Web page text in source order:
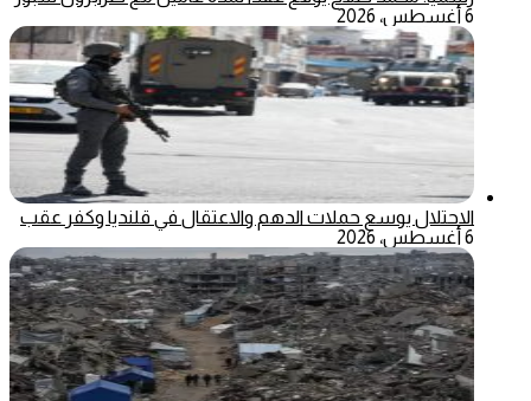
6 أغسطس، 2026
الاحتلال يوسع حملات الدهم والاعتقال في قلنديا وكفر عقب
6 أغسطس، 2026